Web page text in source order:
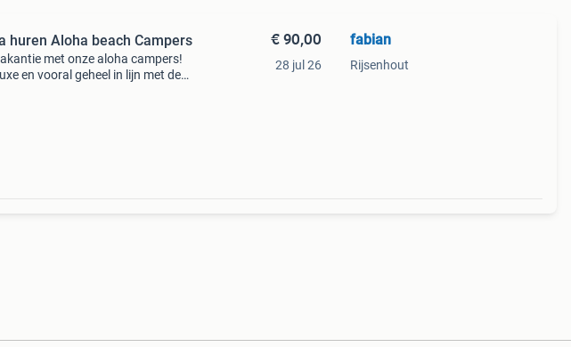
VW California huren Aloha beach Campers
met onze aloha campers!
en vooral geheel in lijn met de
€ 90,00
28 jul 26
fabian
Rijsenhout